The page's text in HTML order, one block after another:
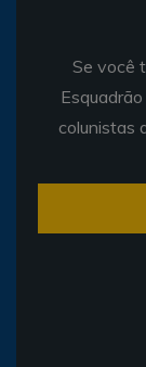
Se você
colunistas